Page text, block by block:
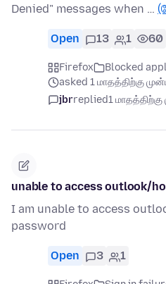
Denied" messages when …
Open 13 1 60
Firefox
Blocked
asked 1 மாதத்திற்கு
jbrreplied1 மாதத்திற்கு
unable to access outlook/
I am unable to access
password
Open 3 1